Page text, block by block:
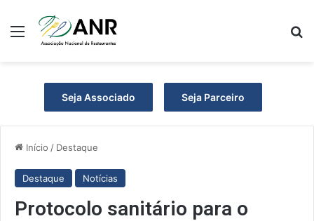
Menu
Seja Associado Seja Parceiro
Início / Destaque
Destaque Notícias
Protocolo sanitário para o